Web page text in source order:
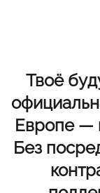
Твоё
Европе —
Без